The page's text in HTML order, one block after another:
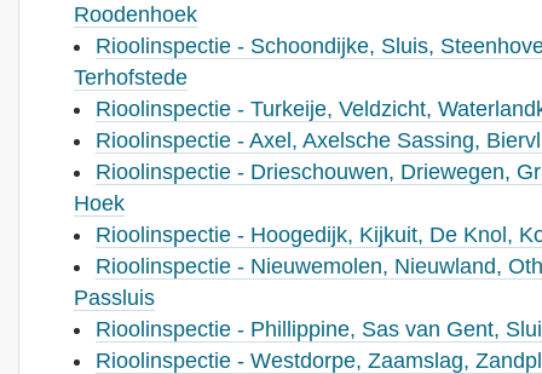
Roodenhoek
Rioolinspectie - Schoondijke, Sluis,
Terhofstede
Rioolinspectie - Turkeije, Veldzicht,
Rioolinspectie - Axel, Axelsche Sassing,
Rioolinspectie - Drieschouwen, Driewegen,
Hoek
Rioolinspectie - Hoogedijk, Kijkuit, De Knol,
Rioolinspectie - Nieuwemolen, Nieuwland,
Passluis
Rioolinspectie - Phillippine, Sas van Gent,
Rioolinspectie - Westdorpe, Zaamslag,